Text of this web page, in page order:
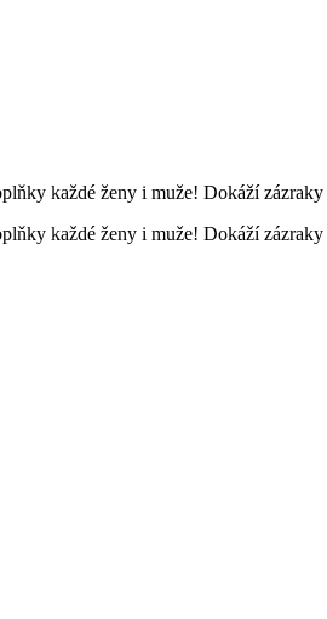
každé ženy i muže! Dokáží
každé ženy i muže! Dokáží